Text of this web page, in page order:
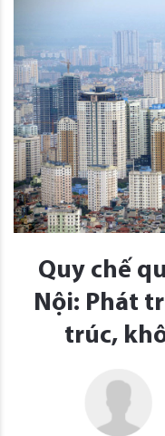
Quy chế
Nội: Phát
trúc,